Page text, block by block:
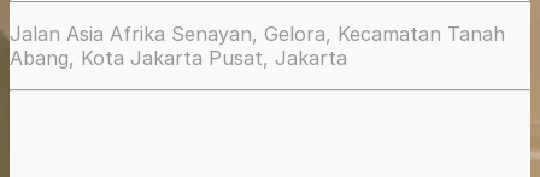
Jalan Asia Afrika Senayan, Gelora, Kecamatan Tanah
Abang, Kota Jakarta Pusat, Jakarta